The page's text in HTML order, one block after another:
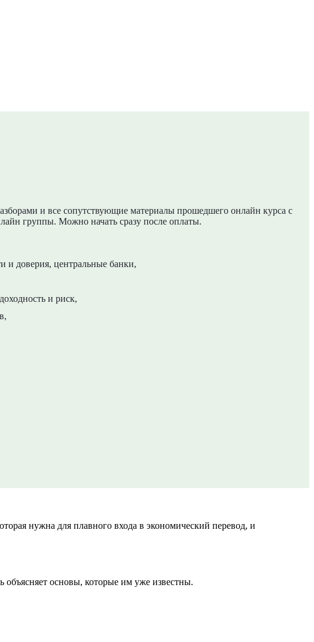
и все сопутствующие материалы прошедшего онлайн курса с
группы. Можно начать сразу после оплаты.
доверия, центральные банки,
и риск,
нужна для плавного входа в экономический перевод, и
объясняет основы, которые им уже известны.